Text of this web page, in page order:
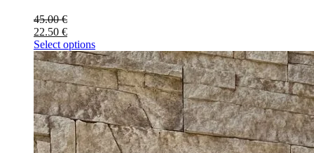
45.00€
22.50 €
Select options